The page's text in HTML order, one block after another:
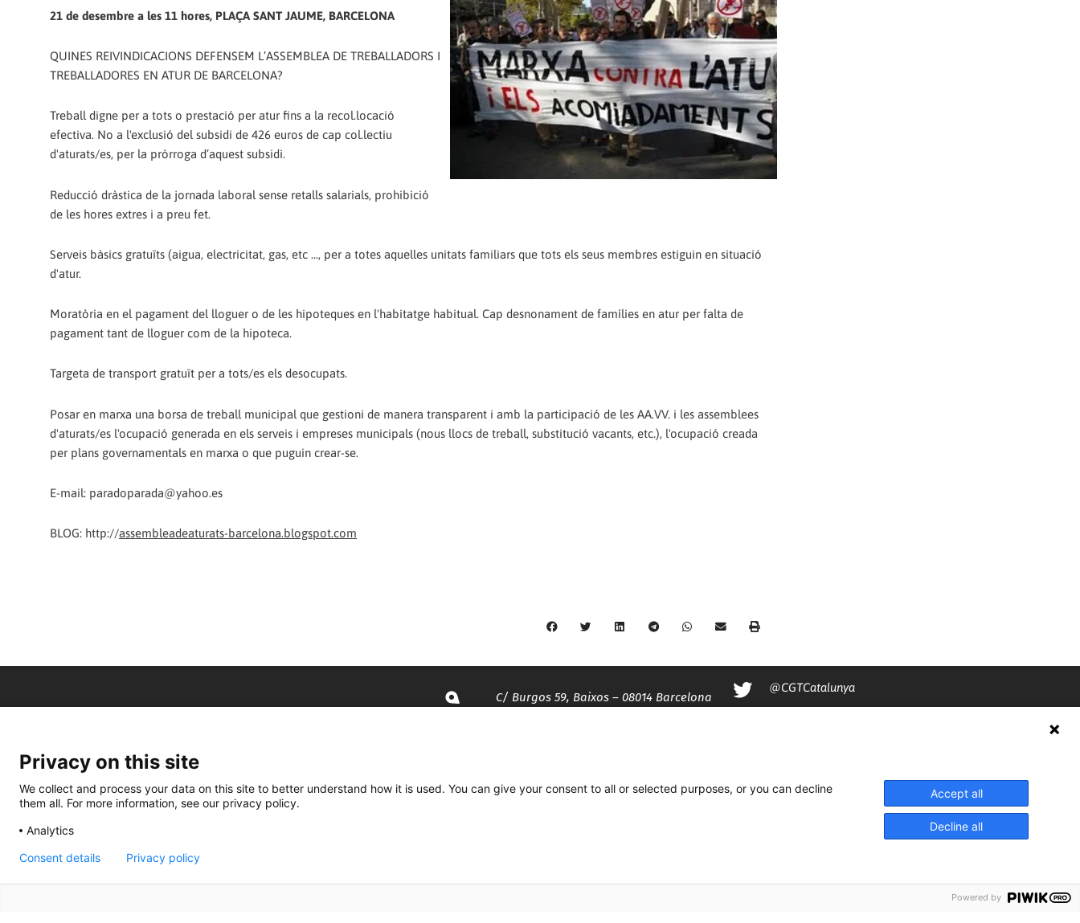
21 de desembre a les 11 hores, PLAÇA SANT JAUME, BARCELONA
QUINES REIVINDICACIONS DEFENSEM L’ASSEMBLEA DE TREBALLADORS I
TREBALLADORES EN ATUR DE BARCELONA?
Treball digne per a tots o prestació per atur fins a la recol.locació
efectiva. No a l'exclusió del subsidi de 426 euros de cap col.lectiu
d'aturats/es, per la pròrroga d’aquest subsidi.
Reducció dràstica de la jornada laboral sense retalls salarials, prohibició
de les hores extres i a preu fet.
Serveis bàsics gratuïts (aigua, electricitat, gas, etc ..., per a totes aquelles unitats familiars que tots els seus membres estiguin en situació
d'atur.
Moratòria en el pagament del lloguer o de les hipoteques en l'habitatge habitual. Cap desnonament de famílies en atur per falta de
pagament tant de lloguer com de la hipoteca.
Targeta de transport gratuït per a tots/es els desocupats.
Posar en marxa una borsa de treball municipal que gestioni de manera transparent i amb la participació de les AA.VV. i les assemblees
d'aturats/es l'ocupació generada en els serveis i empreses municipals (nous llocs de treball, substitució vacants, etc.), l'ocupació creada
per plans governamentals en marxa o que puguin crear-se.
E-mail: paradoparada@yahoo.es
BLOG: http://assembleadeaturats-barcelona.blogspot.com
C/ Burgos 59, Baixos – 08014 Barcelona
935 120 481
@CGTCatalunya
Privacy on this site
We collect and process your data on this site to better understand how it is used. You can give your consent to all or selected purposes, or you can decline
them all. For more information, see our privacy policy.
Analytics
Accept all
Decline all
Consent details Privacy policy
Powered by